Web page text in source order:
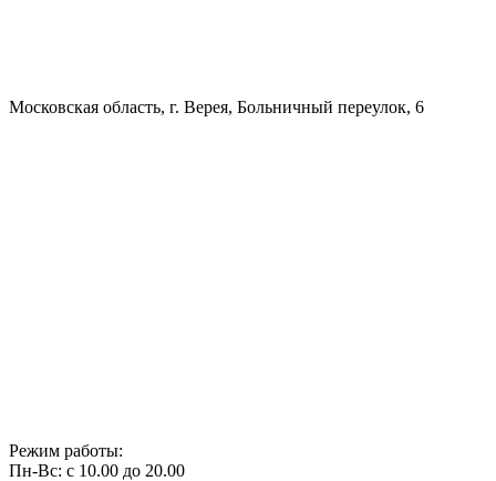
Московская область, г. Верея, Больничный переулок, 6
Режим работы:
Пн-Вс: с 10.00 до 20.00